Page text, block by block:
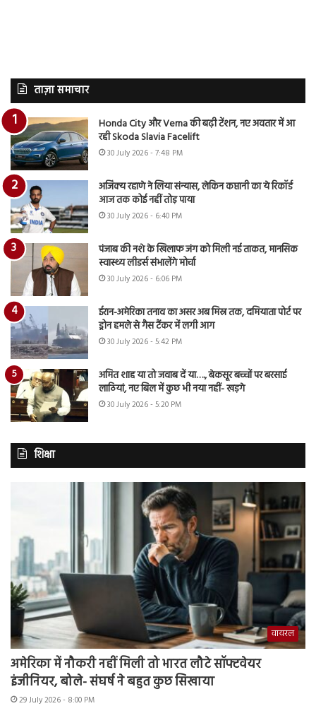
ताज़ा समाचार
Honda City और Verna की बढ़ी टेंशन, नए अवतार में आ
रही Skoda Slavia Facelift
30 July 2026 - 7:48 PM
अजिंक्य रहाणे ने लिया संन्यास, लेकिन कप्तानी का ये रिकॉर्ड
आज तक कोई नहीं तोड़ पाया
30 July 2026 - 6:40 PM
पंजाब की नशे के खिलाफ जंग को मिली नई ताकत, मानसिक
स्वास्थ्य लीडर्स संभालेंगे मोर्चा
30 July 2026 - 6:06 PM
ईरान-अमेरिका तनाव का असर अब मिस्र तक, दमियाता पोर्ट पर
ड्रोन हमले से गैस टैंकर में लगी आग
30 July 2026 - 5:42 PM
अमित शाह या तो जवाब दें या…., बेकसूर बच्चों पर बरसाई
लाठियां, नए बिल में कुछ भी नया नहीं- खड़गे
30 July 2026 - 5:20 PM
शिक्षा
वायरल
अमेरिका में नौकरी नहीं मिली तो भारत लौटे सॉफ्टवेयर
इंजीनियर, बोले- संघर्ष ने बहुत कुछ सिखाया
29 July 2026 - 8:00 PM